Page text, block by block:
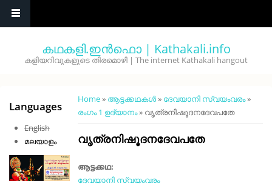
കഥകളി.ഇൻഫൊ | Kathakali.info
കളിയറിവുകളുടെ തിരമൊഴി | The internet Kathakali hangout
You are here
Home» ആട്ടക്കഥകൾ» ദേവയാനി സ്വയംവരം»
രംഗം 1 ഉദ്യാനം» വൃത്രനിഷൂദനദേവപതേ
വൃത്രനിഷൂദനദേവപതേ
ആട്ടക്കഥ:
ദേവയാനി സ്വയംവരം
Languages
English
മലയാളം